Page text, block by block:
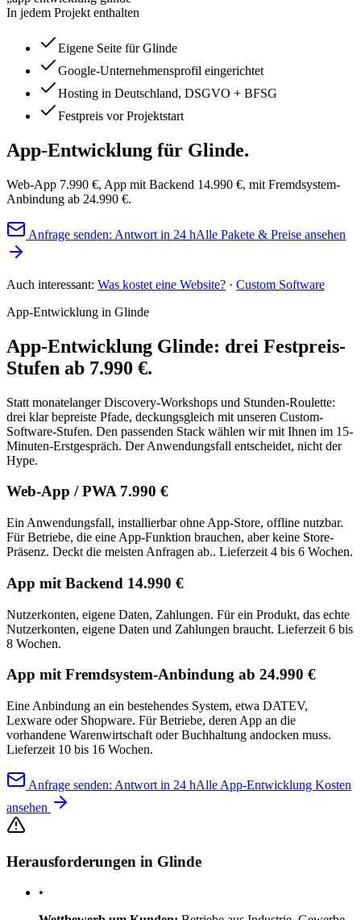
In jedem Projekt enthalten
Eigene Seite für Glinde
Google-Unternehmensprofil eingerichtet
Hosting in Deutschland, DSGVO + BFSG
Festpreis vor Projektstart
App-Entwicklung für Glinde.
Web-App 7.990 €, App mit Backend 14.990 €, mit Fremdsystem-
Anbindung ab 24.990 €.
Anfrage senden: Antwort in 24 hAlle Pakete & Preise ansehen
Auch interessant: Was kostet eine Website? · Custom Software
App-Entwicklung in Glinde
App-Entwicklung Glinde: drei Festpreis-
Stufen ab 7.990 €.
Statt monatelanger Discovery-Workshops und Stunden-Roulette:
drei klar bepreiste Pfade, deckungsgleich mit unseren Custom-
Software-Stufen. Den passenden Stack wählen wir mit Ihnen im 15-
Minuten-Erstgespräch. Der Anwendungsfall entscheidet, nicht der
Hype.
Web-App / PWA 7.990 €
Ein Anwendungsfall, installierbar ohne App-Store, offline nutzbar.
Für Betriebe, die eine App-Funktion brauchen, aber keine Store-
Präsenz. Deckt die meisten Anfragen ab.. Lieferzeit 4 bis 6 Wochen.
App mit Backend 14.990 €
Nutzerkonten, eigene Daten, Zahlungen. Für ein Produkt, das echte
Nutzerkonten, eigene Daten und Zahlungen braucht. Lieferzeit 6 bis
8 Wochen.
App mit Fremdsystem-Anbindung ab 24.990 €
Eine Anbindung an ein bestehendes System, etwa DATEV,
Lexware oder Shopware. Für Betriebe, deren App an die
vorhandene Warenwirtschaft oder Buchhaltung andocken muss.
Lieferzeit 10 bis 16 Wochen.
Anfrage senden: Antwort in 24 hAlle App-Entwicklung Kosten
ansehen
Herausforderungen in Glinde
•